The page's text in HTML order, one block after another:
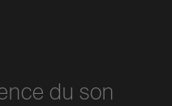
du son